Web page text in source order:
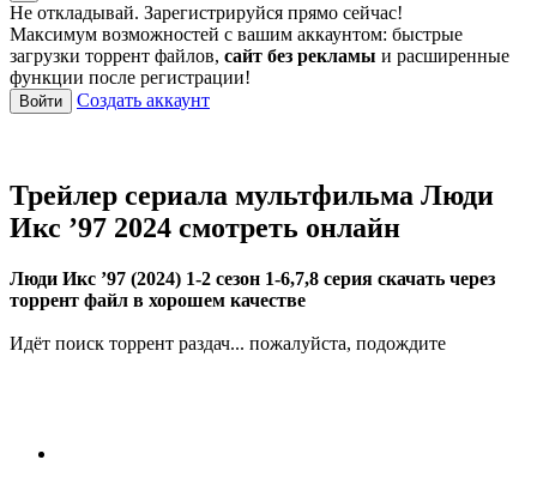
Не откладывай. Зарегистрируйся прямо сейчас!
Максимум возможностей с вашим аккаунтом: быстрые
загрузки торрент файлов, сайт без рекламы и расширенные
функции после регистрации!
Войти Создать аккаунт
Трейлер сериала мультфильма Люди
Икс ’97 2024 смотреть онлайн
Люди Икс ’97 (2024) 1-2 сезон 1-6,7,8 серия скачать через
торрент файл в хорошем качестве
Идёт поиск торрент раздач... пожалуйста, подождите